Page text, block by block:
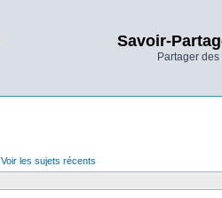
Savoir-
Partager
Voir les sujets récents